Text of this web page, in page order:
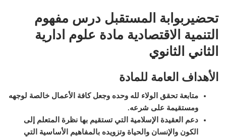
تحضيربوابة المستقبل درس مفهوم
التنمية الاقتصادية مادة علوم ادارية
الثاني الثانوي
الأهداف العامة للمادة
متابعة تحقق الولاء لله وحده وجعل كافة الأعمال خالصة لوجهه
ومستقيمة على شرعه.
دعم العقيدة الإسلامية التي تستقيم بها نظرة المتعلم إلى
الكون والإنسان والحياة وتزويده بالمفاهيم الأساسية التي